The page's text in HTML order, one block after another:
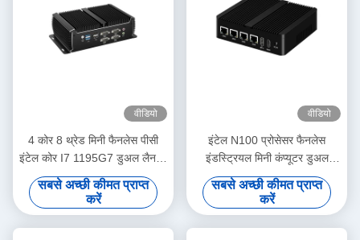
वीडियो
4 कोर 8 थ्रेड मिनी फैनलेस पीसी
इंटेल कोर I7 1195G7 डुअल लैन के
साथ 6COM DDR4
सबसे अच्छी कीमत प्राप्त
करें
वीडियो
इंटेल N100 प्रोसेसर फैनलेस
इंडस्ट्रियल मिनी कंप्यूटर डुअल
COM DDR4 रैम 4LAN
सबसे अच्छी कीमत प्राप्त
करें